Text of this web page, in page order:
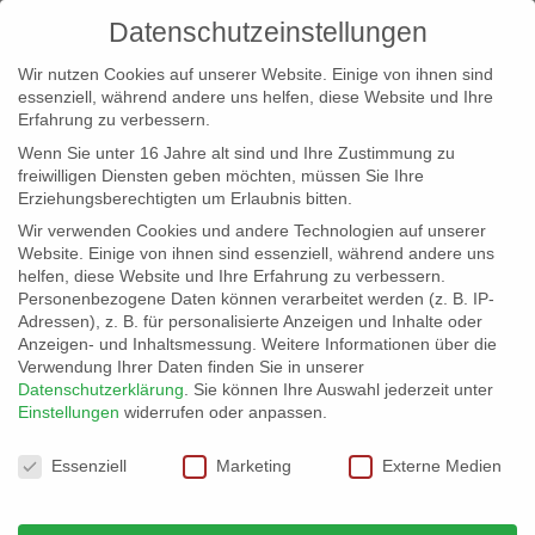
info@erfolgreich-events.de
+4940 46 777 230
Datenschutzeinstellungen
Wir nutzen Cookies auf unserer Website. Einige von ihnen sind
essenziell, während andere uns helfen, diese Website und Ihre
Erfahrung zu verbessern.
Wenn Sie unter 16 Jahre alt sind und Ihre Zustimmung zu
freiwilligen Diensten geben möchten, müssen Sie Ihre
Erziehungsberechtigten um Erlaubnis bitten.
Wir verwenden Cookies und andere Technologien auf unserer
Website. Einige von ihnen sind essenziell, während andere uns
helfen, diese Website und Ihre Erfahrung zu verbessern.
Personenbezogene Daten können verarbeitet werden (z. B. IP-
Adressen), z. B. für personalisierte Anzeigen und Inhalte oder
Anzeigen- und Inhaltsmessung. Weitere Informationen über die
Verwendung Ihrer Daten finden Sie in unserer
Datenschutzerklärung
Sie können Ihre Auswahl jederzeit unter
Einstellungen widerrufen oder anpassen.
Datenschutzeinstellungen
Essenziell Marketing Externe Medien